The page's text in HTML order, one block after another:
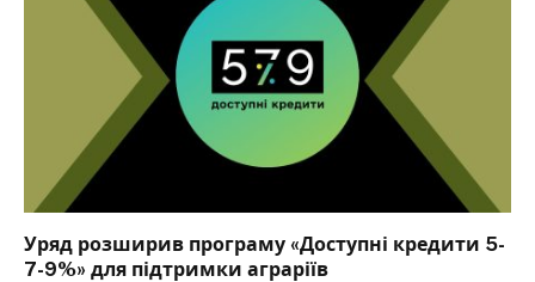
Уряд розширив програму «Доступні кредити 5-
7-9%» для підтримки аграріїв